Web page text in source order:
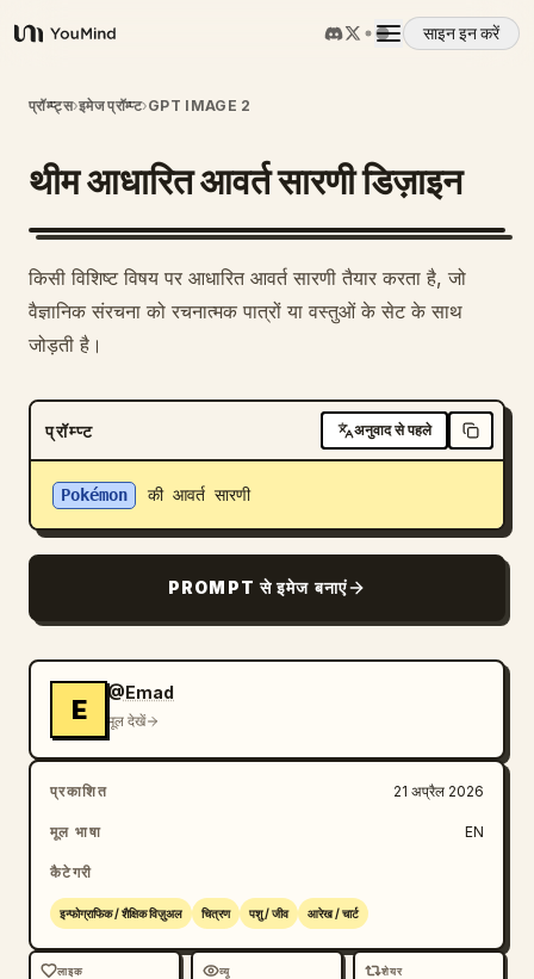
YouMind
साइन इन करें
अवलोकन
उपयोग के मामले
प्रॉम्प्ट
मूल्य निर्धारण
डाउनलोड
ब्लॉग
प्रॉम्प्ट्स›इमेज प्रॉम्प्ट›GPT IMAGE 2
थीम आधारित आवर्त सारणी डिज़ाइन
किसी विशिष्ट विषय पर आधारित आवर्त सारणी तैयार करता है, जो
वैज्ञानिक संरचना को रचनात्मक पात्रों या वस्तुओं के सेट के साथ
जोड़ती है।
प्रॉम्प्ट अनुवाद से पहले
Pokémon की आवर्त सारणी
PROMPT से इमेज बनाएं
E
@Emad
मूल देखें
प्रकाशित 21 अप्रैल 2026
मूल भाषा EN
कैटेगरी
इन्फोग्राफिक / शैक्षिक विज़ुअल चित्रण पशु / जीव आरेख / चार्ट
लाइक व्यू शेयर